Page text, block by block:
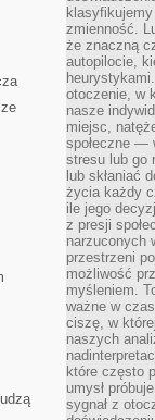
zmienność.
że znaczną
autopilocie,
otoczenie, w
nasze
miejsc,
społeczne —
stresu lub go
lub skłaniać
życia każdy
ile jego
z presji
narzuconych
przestrzeni
możliwość
myśleniem.
ważne w
ciszę, w
naszych
które często
umysł
sygnał z